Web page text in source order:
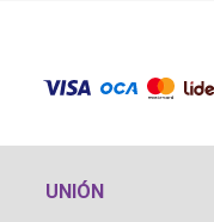
UNIÓN